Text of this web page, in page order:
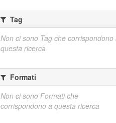
Tag
Non ci sono Tag che corrispondono
questa ricerca
Formati
Non ci sono Formati che
corrispondono a questa ricerca